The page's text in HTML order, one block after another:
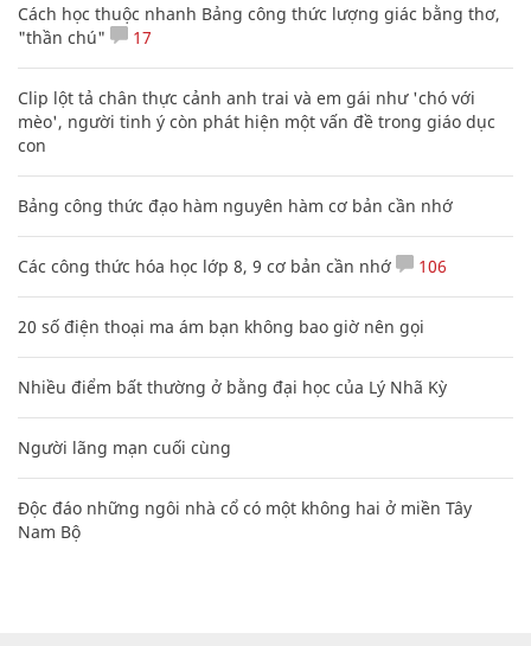
Cách học thuộc nhanh Bảng công thức lượng giác bằng thơ,
"thần chú"
17
Clip lột tả chân thực cảnh anh trai và em gái như 'chó với
mèo', người tinh ý còn phát hiện một vấn đề trong giáo dục
con
Bảng công thức đạo hàm nguyên hàm cơ bản cần nhớ
Các công thức hóa học lớp 8, 9 cơ bản cần nhớ 106
20 số điện thoại ma ám bạn không bao giờ nên gọi
Nhiều điểm bất thường ở bằng đại học của Lý Nhã Kỳ
Người lãng mạn cuối cùng
Độc đáo những ngôi nhà cổ có một không hai ở miền Tây
Nam Bộ